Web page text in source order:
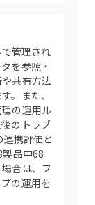
管理され
を参照・
共有方法
。また、
の運用ル
のトラブ
携評価と
品中68
合は、フ
の運用を